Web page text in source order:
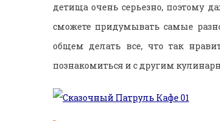
детища очень серьезно, поэтому
сможете придумывать самые
общем делать все, что так
познакомиться и с другим